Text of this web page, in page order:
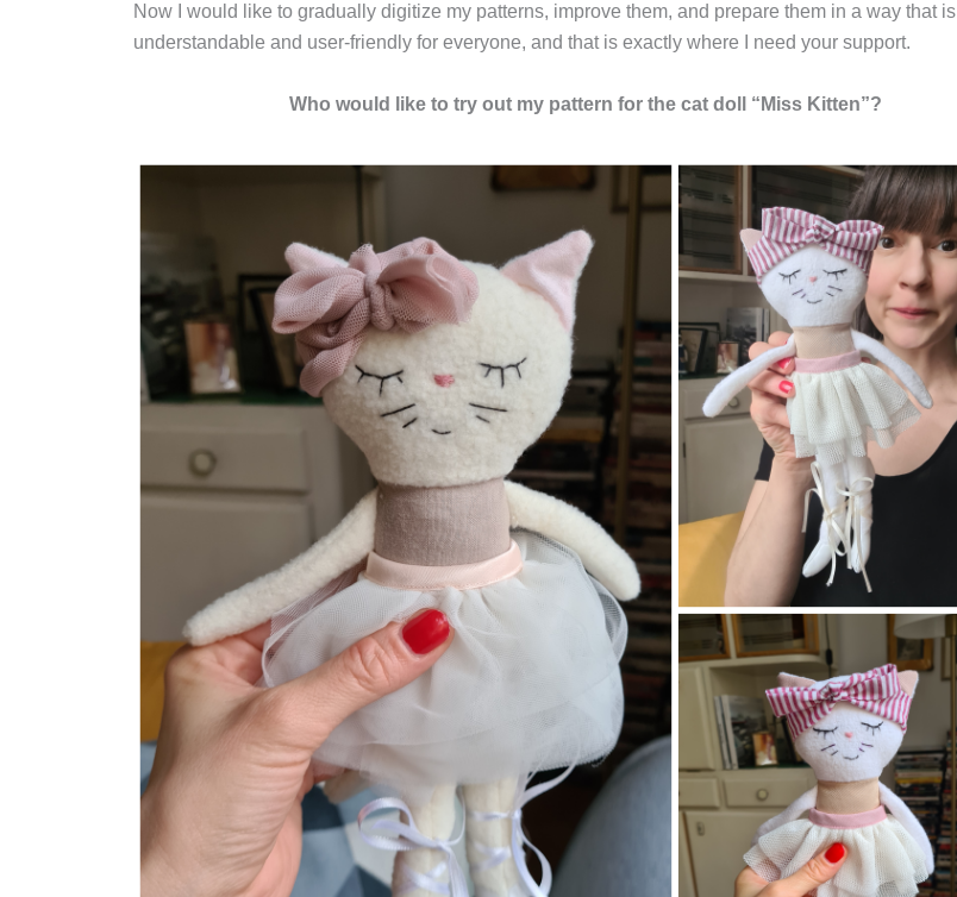
Now I would like to gradually digitize my patterns, improve them, and prepare them in a way that is
understandable and user-friendly for everyone, and that is exactly where I need your support.
Who would like to try out my pattern for the cat doll “Miss Kitten”?